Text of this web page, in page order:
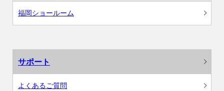
福岡ショールーム
サポート
よくあるご質問